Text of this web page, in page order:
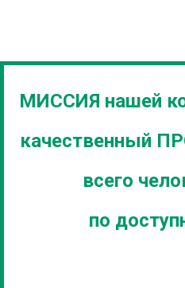
МИССИЯ нашей
качественный
всего
по